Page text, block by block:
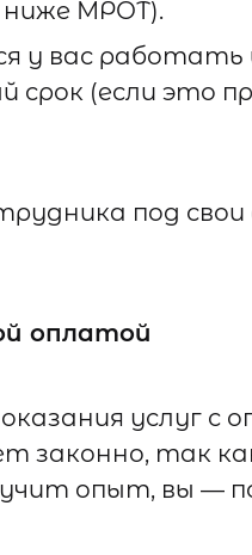
ниже МРОТ).
у вас работать
(если это
под
оплатой
услуг с
законно, так
опыт, вы —